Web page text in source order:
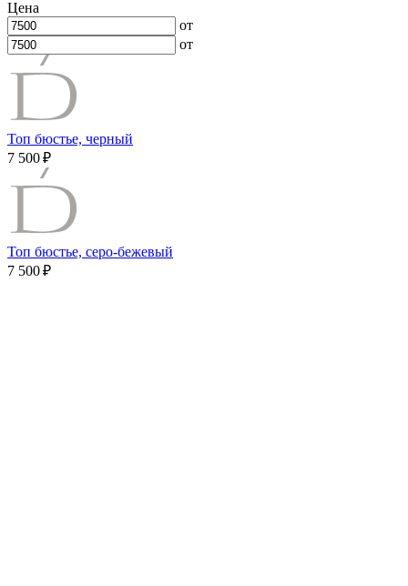
Цена
от
от
Топ бюстье, черный
7 500 ₽
Топ бюстье, серо-бежевый
7 500 ₽